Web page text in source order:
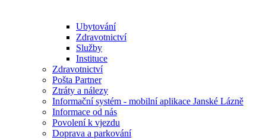
Ubytování
Zdravotnictví
Služby
Instituce
Zdravotnictví
Pošta Partner
Ztráty a nálezy
Informační systém - mobilní aplikace Janské Lázně
Informace od nás
Povolení k vjezdu
Doprava a parkování